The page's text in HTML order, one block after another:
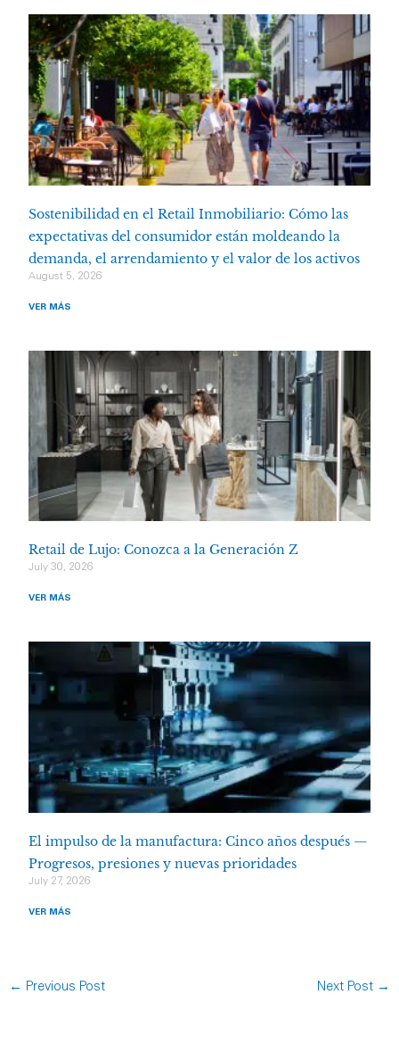
Sostenibilidad en el Retail Inmobiliario: Cómo las
expectativas del consumidor están moldeando la
demanda, el arrendamiento y el valor de los activos
August 5, 2026
VER MÁS
Retail de Lujo: Conozca a la Generación Z
July 30, 2026
VER MÁS
El impulso de la manufactura: Cinco años después —
Progresos, presiones y nuevas prioridades
July 27, 2026
VER MÁS
← Previous Post Next Post →